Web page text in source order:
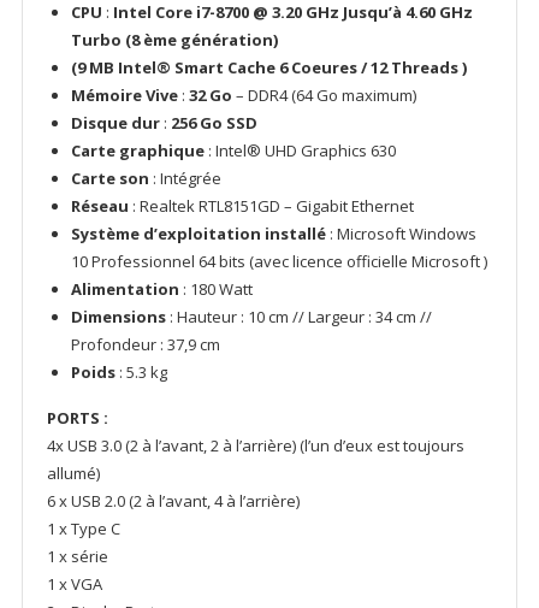
CPU : Intel Core i7-8700 @ 3.20 GHz Jusqu’à 4.60 GHz
Turbo (8 ème génération)
(9 MB Intel® Smart Cache 6 Coeures / 12 Threads )
Mémoire Vive: 32 Go – DDR4 (64 Go maximum)
Disque dur : 256 Go SSD
Carte graphique: Intel® UHD Graphics 630
Carte son : Intégrée
Réseau : Realtek RTL8151GD – Gigabit Ethernet
Système d’exploitation installé: Microsoft Windows
10 Professionnel 64 bits (avec licence officielle Microsoft )
Alimentation : 180 Watt
Dimensions : Hauteur : 10 cm // Largeur : 34 cm //
Profondeur : 37,9 cm
Poids: 5.3 kg
PORTS :
4x USB 3.0 (2 à l’avant, 2 à l’arrière) (l’un d’eux est toujours
allumé)
6 x USB 2.0 (2 à l’avant, 4 à l’arrière)
1 x Type C
1 x série
1 x VGA